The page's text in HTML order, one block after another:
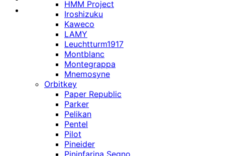
HMM Project
Iroshizuku
Kaweco
LAMY
Leuchtturm1917
Montblanc
Montegrappa
Mnemosyne
Orbitkey
Paper Republic
Parker
Pelikan
Pentel
Pilot
Pineider